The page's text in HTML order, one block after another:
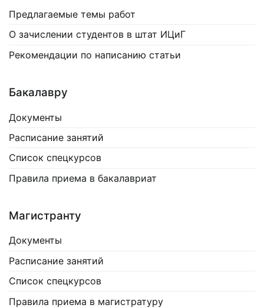
Предлагаемые темы работ
О зачислении студентов в штат ИЦиГ
Рекомендации по написанию статьи
Бакалавру
Документы
Расписание занятий
Список спецкурсов
Правила приема в бакалавриат
Магистранту
Документы
Расписание занятий
Список спецкурсов
Правила приема в магистратуру